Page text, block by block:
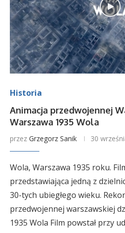
Historia
Animacja przedwojennej
Warszawa 1935 Wola
przez Grzegorz Sanik 30
Wola, Warszawa 1935 roku.
przedstawiająca jedną z
30-tych ubiegłego wieku.
przedwojennej warszawskiej
1935 Wola Film powstał przy